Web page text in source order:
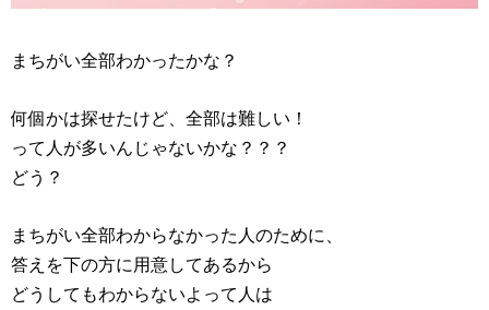
まちがい全部わかったかな？
何個かは探せたけど、全部は難しい！
って人が多いんじゃないかな？？？
どう？
まちがい全部わからなかった人のために、
答えを下の方に用意してあるから
どうしてもわからないよって人は